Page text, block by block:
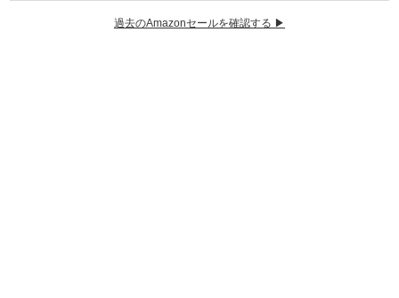
過去のAmazonセールを確認する ▶︎